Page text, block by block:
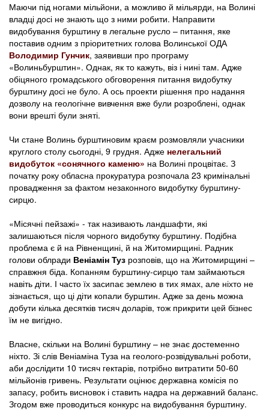
Маючи під ногами мільйони, а можливо й мільярди, на Волині
владці досі не знають що з ними робити. Направити
видобування бурштину в легальне русло – питання, яке
поставив одним з пріоритетних голова Волинської ОДА
Володимир Гунчик, заявивши про програму
«Волиньбурштин». Однак, як то кажуть, віз і нині там. Адже
обіцяного громадського обговорення питання видобутку
бурштину досі не було. А ось проекти рішення про надання
дозволу на геологічне вивчення вже були розроблені, однак
вони врешті були зняті.
Чи стане Волинь бурштиновим краєм розмовляли учасники
круглого столу сьогодні, 9 грудня. Адже нелегальний
видобуток «сонячного каменю» на Волині процвітає. З
початку року обласна прокуратура розпочала 23 кримінальні
провадження за фактом незаконного видобутку бурштину-
сирцю.
«Місячні пейзажі» - так називають ландшафти, які
залишаються після чорного видобутку бурштину. Подібна
проблема є й на Рівненщині, й на Житомирщині. Радник
голови облради Веніамін Туз розповів, що на Житомирщині –
справжня біда. Копанням бурштину-сирцю там займаються
навіть діти. І часто їх засипає землею в тих ямах, але ніхто не
зізнається, що ці діти копали бурштин. Адже за день можна
добути кілька десятків тисяч доларів, тож прикрити цей бізнес
їм не вигідно.
Власне, скільки на Волині бурштину – не знає достеменно
ніхто. Зі слів Веніаміна Туза на геолого-розвідувальні роботи,
аби дослідити 10 тисяч гектарів, потрібно витратити 50-60
мільйонів гривень. Результати оцінює державна комісія по
запасу, робить висновок і ставить надра на державний баланс.
Згодом вже проводиться конкурс на видобування бурштину.